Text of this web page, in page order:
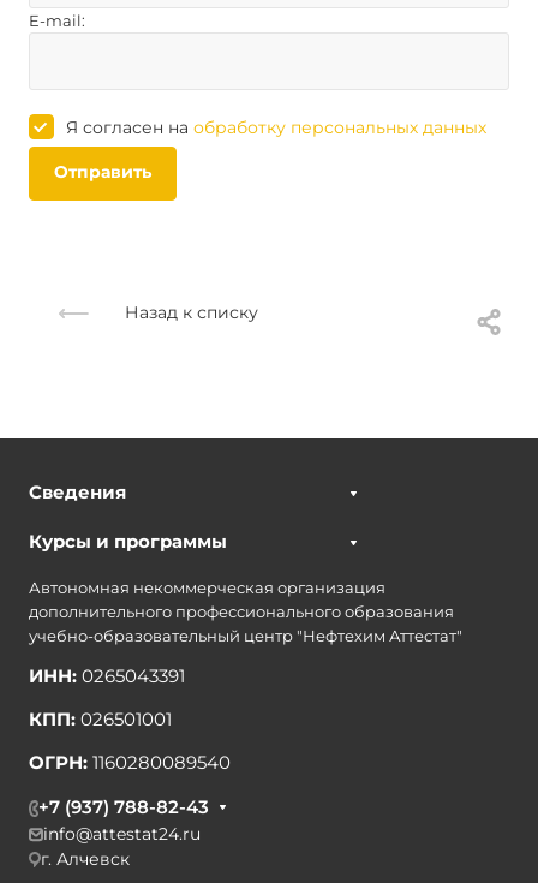
E-mail:
Я согласен на обработку персональных данных
Отправить
Назад к списку
Сведения
Курсы и программы
Автономная некоммерческая организация
дополнительного профессионального образования
учебно-образовательный центр "Нефтехим Аттестат"
ИНН: 0265043391
КПП: 026501001
ОГРН: 1160280089540
+7 (937) 788-82-43
info@attestat24.ru
г. Алчевск